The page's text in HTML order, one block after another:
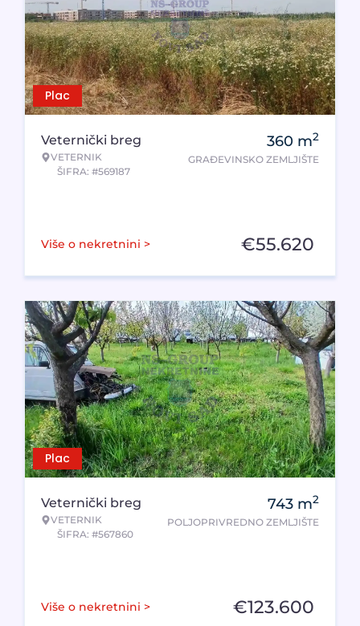
Plac
Veternički breg
VETERNIK
ŠIFRA: #569187
360 m2
GRAĐEVINSKO ZEMLJIŠTE
Više o nekretnini > €55.620
Plac
Veternički breg
VETERNIK
ŠIFRA: #567860
743 m2
POLJOPRIVREDNO ZEMLJIŠTE
Više o nekretnini > €123.600